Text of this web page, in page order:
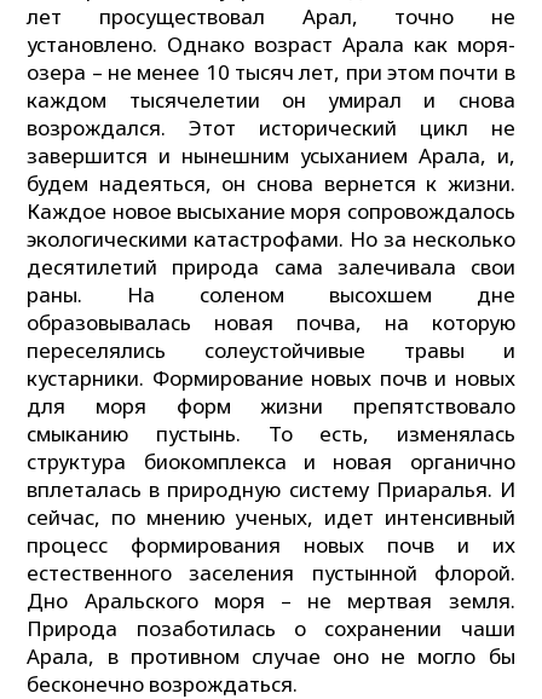
лет просуществовал Арал, точно не
установлено. Однако возраст Арала как моря-
озера – не менее 10 тысяч лет, при этом почти в
каждом тысячелетии он умирал и снова
возрождался. Этот исторический цикл не
завершится и нынешним усыханием Арала, и,
будем надеяться, он снова вернется к жизни.
Каждое новое высыхание моря сопровождалось
экологическими катастрофами. Но за несколько
десятилетий природа сама залечивала свои
раны. На соленом высохшем дне
образовывалась новая почва, на которую
переселялись солеустойчивые травы и
кустарники. Формирование новых почв и новых
для моря форм жизни препятствовало
смыканию пустынь. То есть, изменялась
структура биокомплекса и новая органично
вплеталась в природную систему Приаралья. И
сейчас, по мнению ученых, идет интенсивный
процесс формирования новых почв и их
естественного заселения пустынной флорой.
Дно Аральского моря – не мертвая земля.
Природа позаботилась о сохранении чаши
Арала, в противном случае оно не могло бы
бесконечно возрождаться.